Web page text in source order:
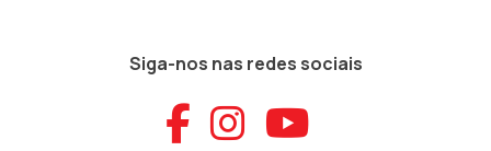
Siga-nos nas redes sociais
Aceder ao
Aceder ao
Aceder